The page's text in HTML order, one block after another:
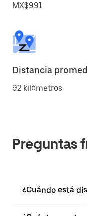
MX$991
Distancia
92 kilómetros
Preguntas
¿Cuándo está